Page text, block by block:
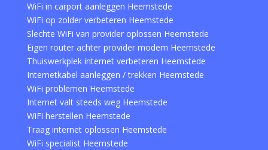
WiFi in carport aanleggen Heemstede
WiFi op zolder verbeteren Heemstede
Slechte WiFi van provider oplossen Heemstede
Eigen router achter provider modem Heemstede
Thuiswerkplek internet verbeteren Heemstede
Internetkabel aanleggen / trekken Heemstede
WiFi problemen Heemstede
Internet valt steeds weg Heemstede
WiFi herstellen Heemstede
Traag internet oplossen Heemstede
WiFi specialist Heemstede